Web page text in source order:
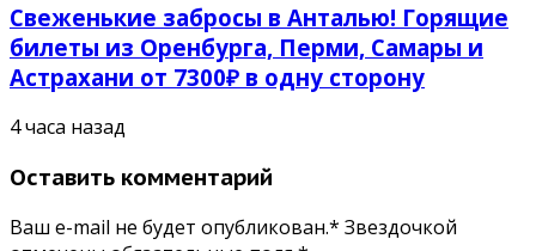
Свеженькие забросы в Анталью! Горящие
билеты из Оренбурга, Перми, Самары и
Астрахани от 7300₽ в одну сторону
4 часа назад
Оставить комментарий
Ваш e-mail не будет опубликован.* Звездочкой